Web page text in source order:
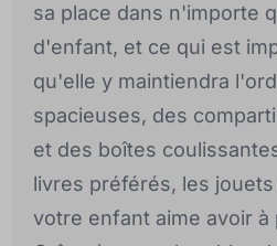
sa place dans n'importe
d'enfant, et ce qui est
qu'elle y maintiendra
spacieuses, des
et des boîtes
livres préférés, les
votre enfant aime avoir à